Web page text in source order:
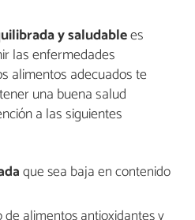
y saludablees
las enfermedades
alimentos adecuados te
una buena salud
a las siguientes
que sea baja en contenido